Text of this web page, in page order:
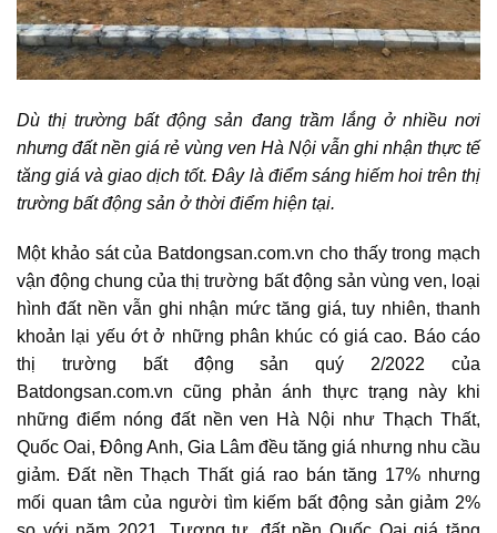
Dù thịtrường bất động sản đang trầm lắng ở nhiều nơi
nhưng đất nền giá rẻ vùng ven Hà Nội vẫn ghi nhận thực tế
tăng giá và giao dịch tốt. Đây là điểm sáng hiếm hoi trên thị
trường bất động sản ở thời điểm hiện tại.
Một khảo sát của Batdongsan.com.vn cho thấy trong mạch
vận động chung của thị trường bất động sản vùng ven, loại
hình đất nền vẫn ghi nhận mức tăng giá, tuy nhiên, thanh
khoản lại yếu ớt ở những phân khúc có giá cao. Báo cáo
thị trường bất động sản quý 2/2022 của
Batdongsan.com.vn cũng phản ánh thực trạng này khi
những điểm nóng đất nền ven Hà Nội như Thạch Thất,
Quốc Oai, Đông Anh, Gia Lâm đều tăng giá nhưng nhu cầu
giảm. Đất nền Thạch Thất giá rao bán tăng 17% nhưng
mối quan tâm của người tìm kiếm bất động sản giảm 2%